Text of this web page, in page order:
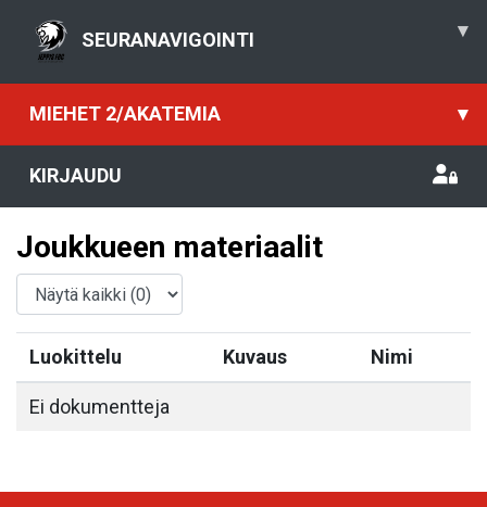
SEURANAVIGOINTI ▾
MIEHET 2/AKATEMIA ▾
KIRJAUDU
Joukkueen materiaalit
Luokittelu Kuvaus Nimi
Ei dokumentteja